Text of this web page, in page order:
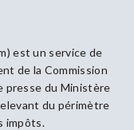
est un service de
de la Commission
presse du Ministère
du périmètre
impôts.